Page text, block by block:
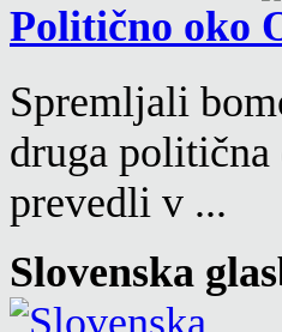
Politično oko
Spremljali
druga
prevedli v ...
Slovenska